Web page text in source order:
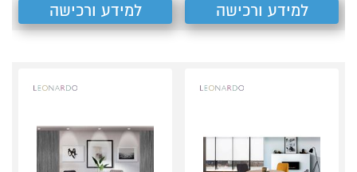
למידע ורכישה למידע ורכישה